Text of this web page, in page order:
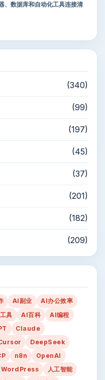
、数据库和自动化工具连接清
(340)
(99)
(197)
(45)
(37)
(201)
(182)
(209)
AI副业
AI办公效率
具 AI百科
AI编程
Claude
DeepSeek
n8n
OpenAI
WordPress
人工智能